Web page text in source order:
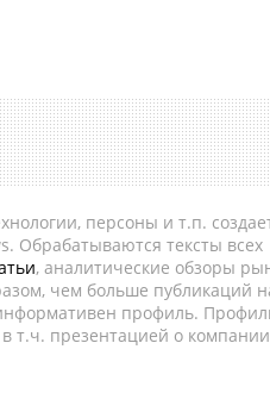
персоны и т.п.
Обрабатываются тексты всех
, аналитические обзоры
чем больше публикаций
профиль.
т.ч. презентацией о